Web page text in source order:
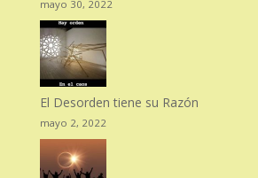
mayo 30, 2022
El Desorden tiene su Razón
mayo 2, 2022